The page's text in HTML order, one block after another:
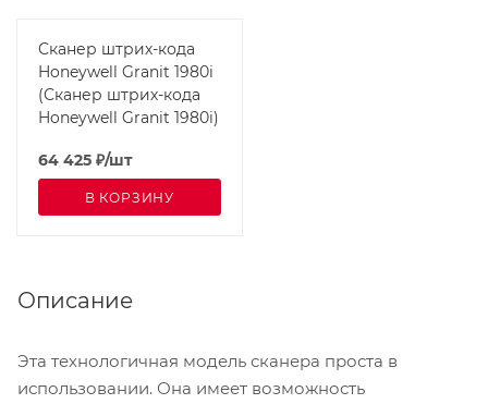
Сканер штрих-кода
Honeywell Granit 1980i
(Сканер штрих-кода
Honeywell Granit 1980i)
64 425 ₽/шт
В КОРЗИНУ
Описание
Эта технологичная модель сканера проста в
использовании. Она имеет возможность